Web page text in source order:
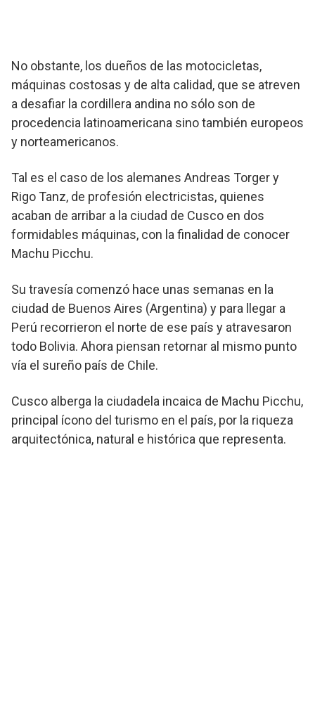
No obstante, los dueños de las motocicletas,
máquinas costosas y de alta calidad, que se atreven
a desafiar la cordillera andina no sólo son de
procedencia latinoamericana sino también europeos
y norteamericanos.
Tal es el caso de los alemanes Andreas Torger y
Rigo Tanz, de profesión electricistas, quienes
acaban de arribar a la ciudad de Cusco en dos
formidables máquinas, con la finalidad de conocer
Machu Picchu.
Su travesía comenzó hace unas semanas en la
ciudad de Buenos Aires (Argentina) y para llegar a
Perú recorrieron el norte de ese país y atravesaron
todo Bolivia. Ahora piensan retornar al mismo punto
vía el sureño país de Chile.
Cusco alberga la ciudadela incaica de Machu Picchu,
principal ícono del turismo en el país, por la riqueza
arquitectónica, natural e histórica que representa.